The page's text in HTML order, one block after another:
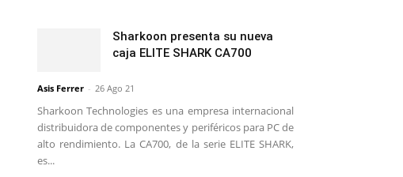
Sharkoon presenta su nueva
caja ELITE SHARK CA700
Asis Ferrer - 26 Ago 21
Sharkoon Technologies es una empresa internacional
distribuidora de componentes y periféricos para PC de
alto rendimiento. La CA700, de la serie ELITE SHARK,
es...